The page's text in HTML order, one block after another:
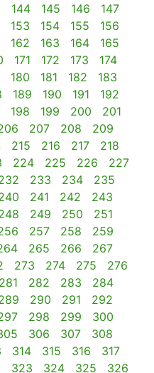
144 145 146
147
153 154 155
156
162 163 164
165
171 172 173
174
180 181 182
183
189 190 191
192
198 199 200
201
207 208
209
215 216 217
218
224 225 226
227
233 234
235
241 242
243
249 250
251
257 258
259
265 266
267
273 274 275
276
281 282 283
284
290 291
292
298 299
300
306 307
308
314 315 316
317
323 324 325
326